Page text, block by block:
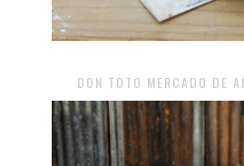
DON TOTO MERCADO DE